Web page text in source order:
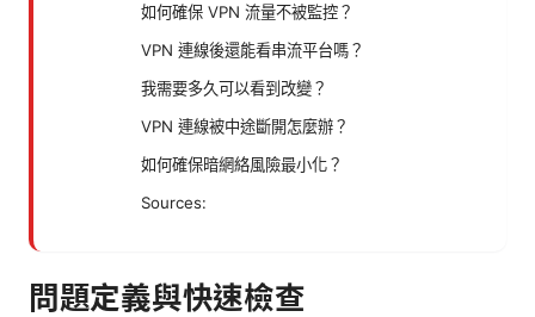
如何確保 VPN 流量不被監控？
VPN 連線後還能看串流平台嗎？
我需要多久可以看到改變？
VPN 連線被中途斷開怎麼辦？
如何確保暗網絡風險最小化？
Sources:
問題定義與快速檢查